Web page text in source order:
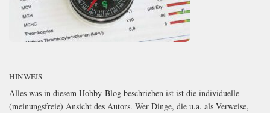
HINWEIS
Alles was in diesem Hobby-Blog beschrieben ist ist die individuelle
(meinungsfreie) Ansicht des Autors. Wer Dinge, die u.a. als Verweise,